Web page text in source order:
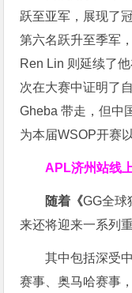
跃至亚军，展现了
第六名跃升至季军
Ren Lin 则延续了
次在大赛中证明了
Gheba 带走，但中
为本届WSOP开赛
APL济州站线
随着《GG全球
来还将迎来一系列重
其中包括深受
赛事、奥马哈赛事